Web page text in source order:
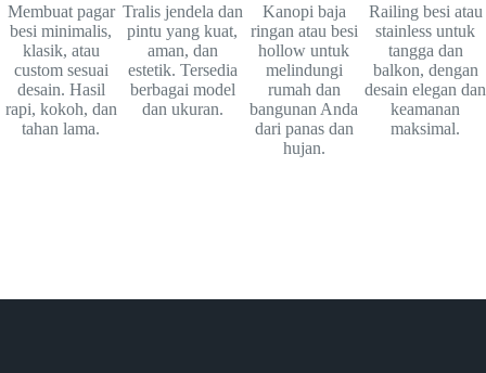
Membuat pagar
besi minimalis,
klasik, atau
custom sesuai
desain. Hasil
rapi, kokoh, dan
tahan lama.
Tralis jendela dan
pintu yang kuat,
aman, dan
estetik. Tersedia
berbagai model
dan ukuran.
Kanopi baja
ringan atau besi
hollow untuk
melindungi
rumah dan
bangunan Anda
dari panas dan
hujan.
Railing besi atau
stainless untuk
tangga dan
balkon, dengan
desain elegan dan
keamanan
maksimal.